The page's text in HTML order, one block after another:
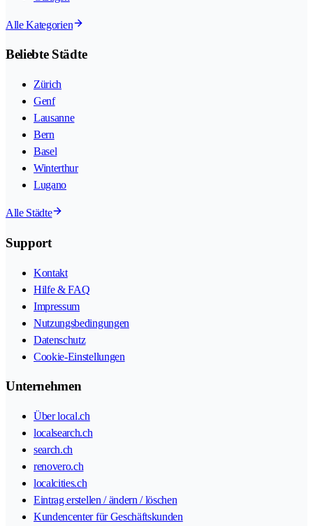
Alle Kategorien
Beliebte Städte
Zürich
Genf
Lausanne
Bern
Basel
Winterthur
Lugano
Alle Städte
Support
Kontakt
Hilfe & FAQ
Impressum
Nutzungsbedingungen
Datenschutz
Cookie-Einstellungen
Unternehmen
Über local.ch
localsearch.ch
search.ch
renovero.ch
localcities.ch
Eintrag erstellen / ändern / löschen
Kundencenter für Geschäftskunden